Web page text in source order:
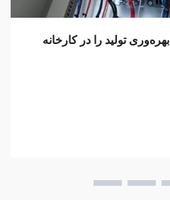
اینورتر Goldbell G580M بهره‌وری تولید را در کارخانه